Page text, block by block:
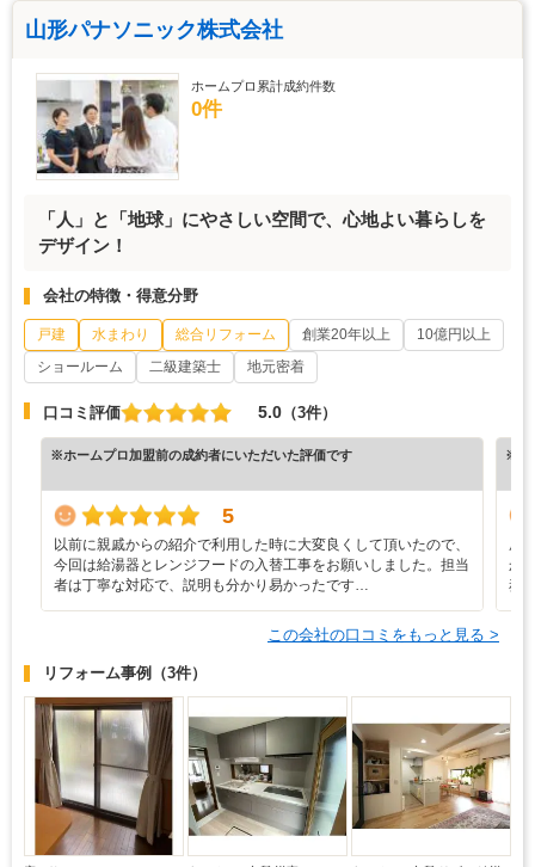
山形パナソニック株式会社
ホームプロ累計成約件数
0件
「人」と「地球」にやさしい空間で、心地よい暮らしを
デザイン！
会社の特徴・得意分野
戸建 水まわり 総合リフォーム 創業20年以上
10億円以上
ショールーム
二級建築士 地元密着
口コミ評価 5.0 （3件）
※ホームプロ加盟前の成約者にいただいた評価です
5
以前に親戚からの紹介で利用した時に大変良くして頂いたので、
今回は給湯器とレンジフードの入替工事をお願いしました。担当
者は丁寧な対応で、説明も分かり易かったです…
※ホ
屋
か
務
この会社の口コミをもっと見る >
リフォーム事例 （3件）